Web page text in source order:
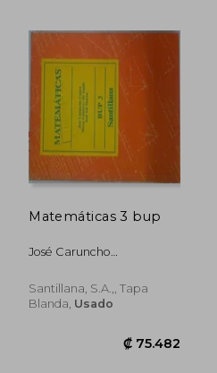
₡ 18.104
Matemáticas 3 bup
José Caruncho
Sande/José Gil Martos
Santillana, S.A.,, Tapa
Blanda, Usado